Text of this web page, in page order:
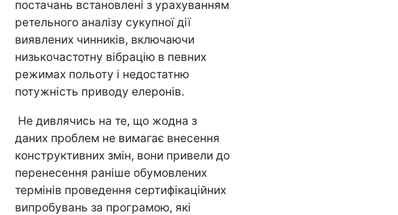
постачань встановлені з урахуванням
ретельного аналізу сукупної дії
виявлених чинників, включаючи
низькочастотну вібрацію в певних
режимах польоту і недостатню
потужність приводу елеронів.
Не дивлячись на те, що жодна з
даних проблем не вимагає внесення
конструктивних змін, вони привели до
перенесення раніше обумовлених
термінів проведення сертифікаційних
випробувань за програмою, які